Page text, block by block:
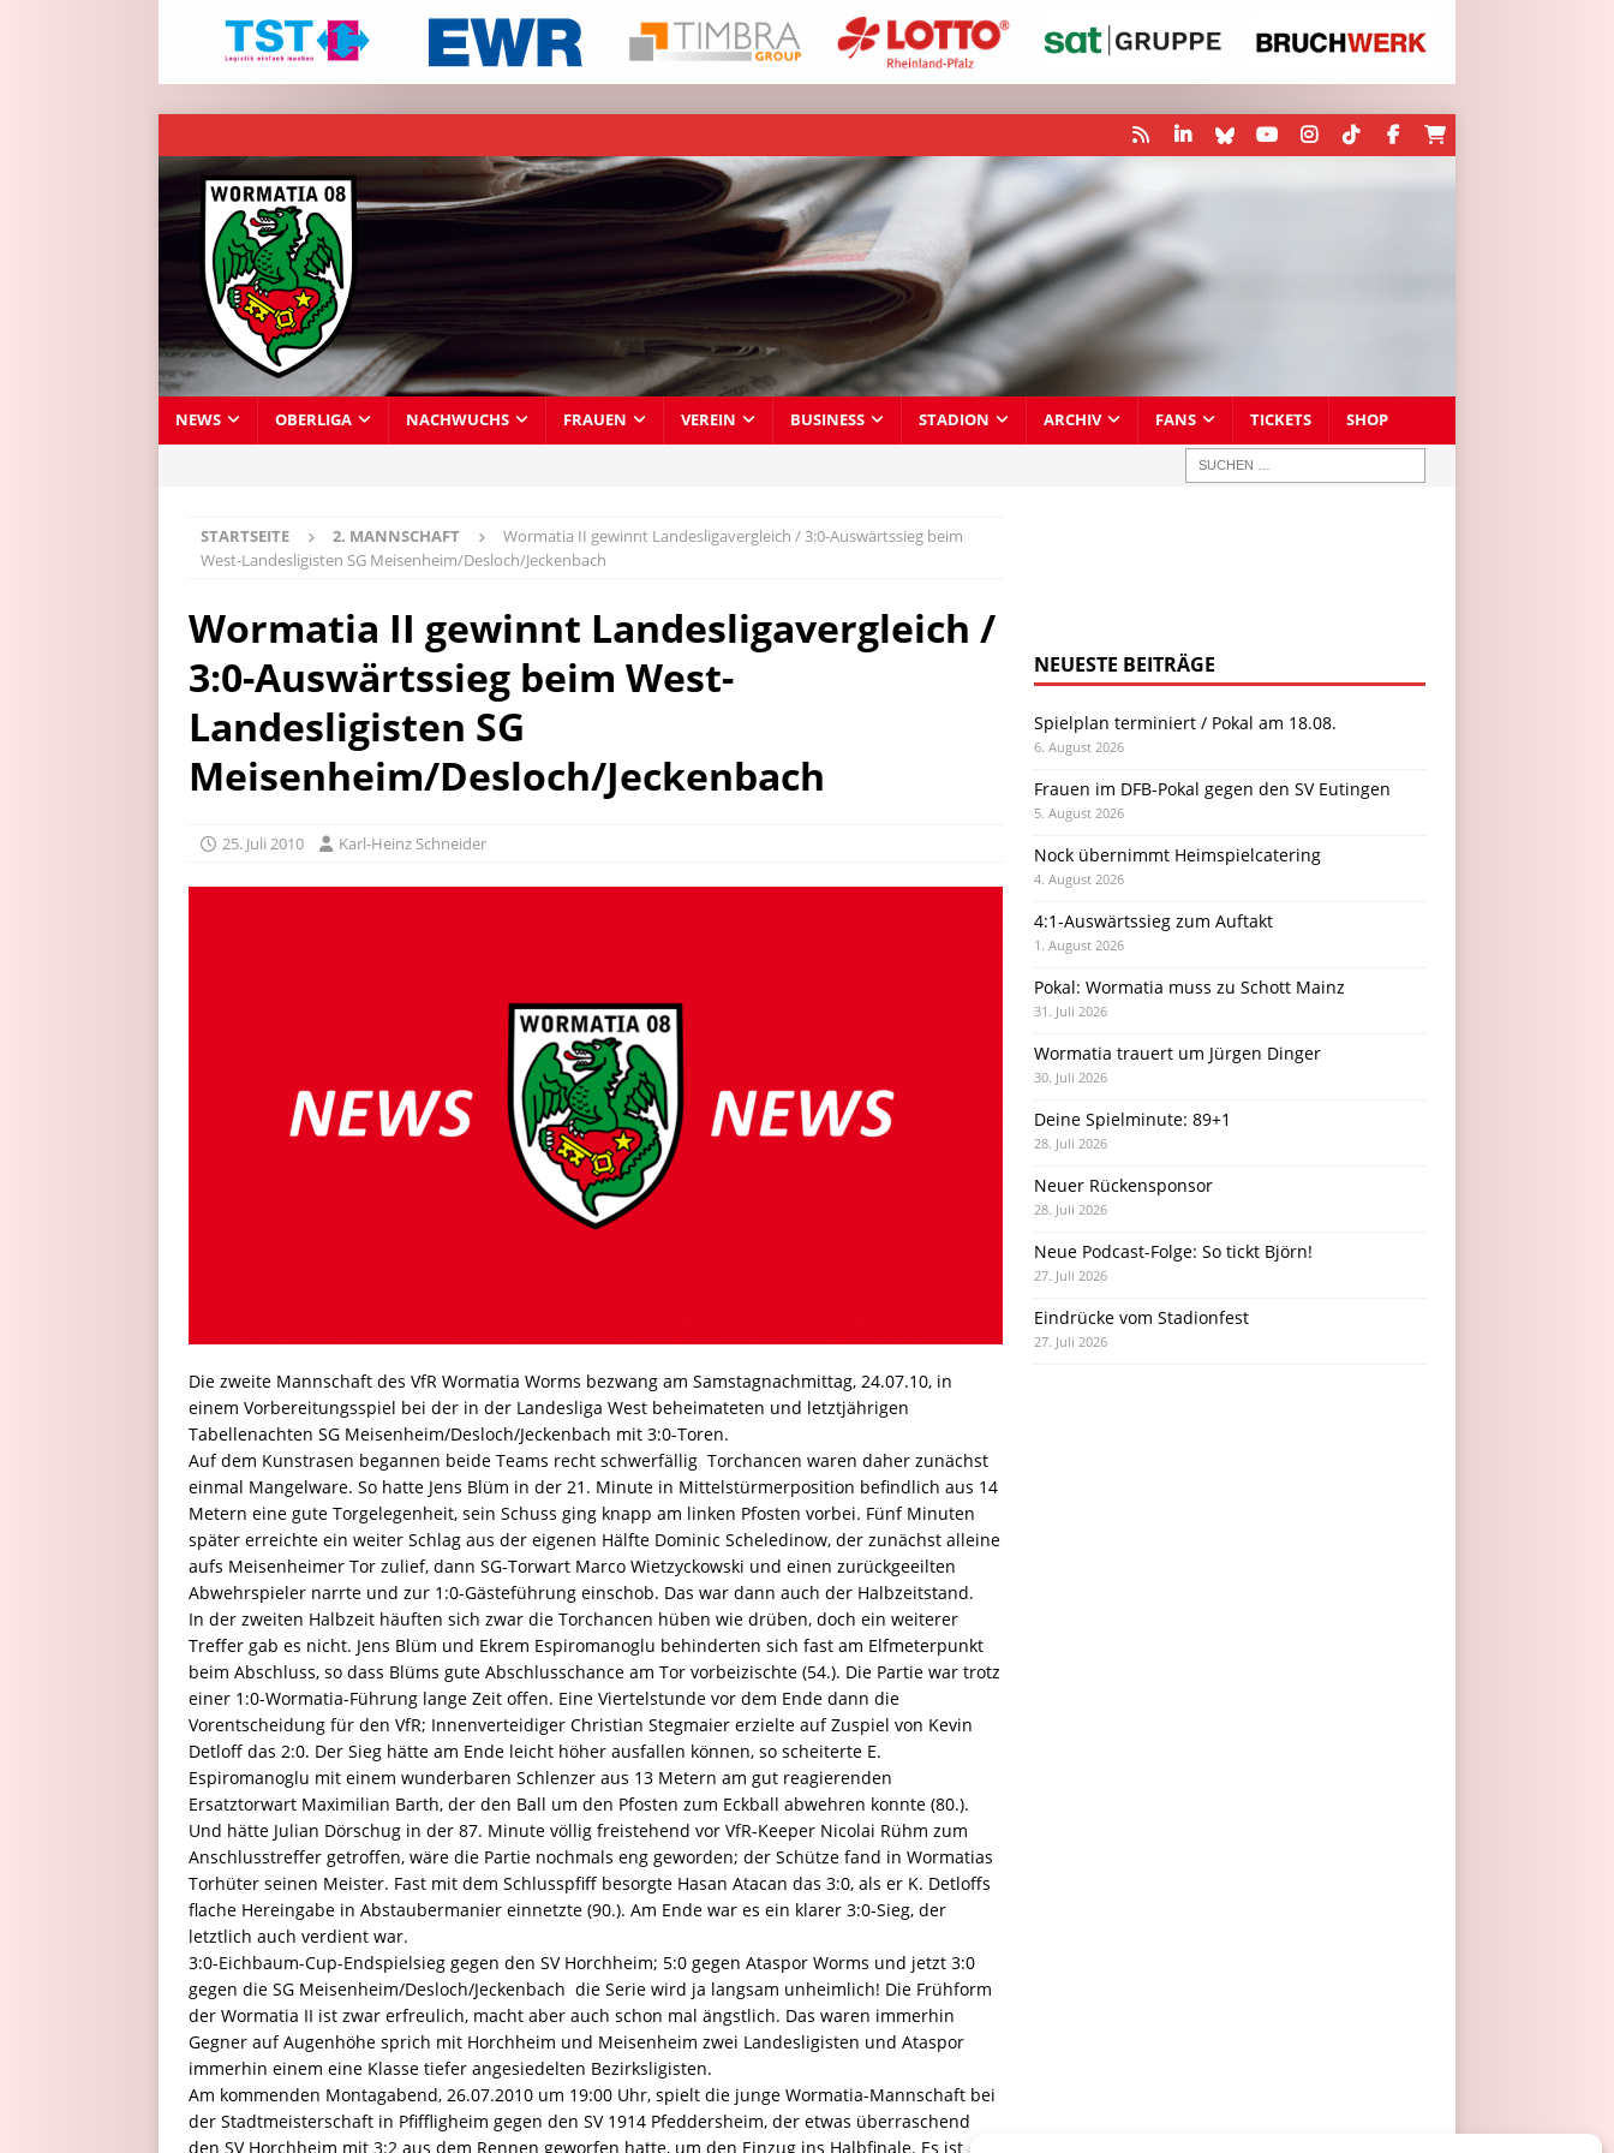
NEWS OBERLIGA NACHWUCHS FRAUEN VEREIN BUSINESS STADION ARCHIV FANS TICKETS SHOP
STARTSEITE 2. MANNSCHAFT
Wormatia II gewinnt Landesligavergleich / 3:0-Auswärtssieg beim
West-Landesligisten SG Meisenheim/Desloch/Jeckenbach
Wormatia II gewinnt Landesligavergleich /
3:0-Auswärtssieg beim West-
Landesligisten SG
Meisenheim/Desloch/Jeckenbach
25. Juli 2010 Karl-Heinz Schneider
Die zweite Mannschaft des VfR Wormatia Worms bezwang am Samstagnachmittag, 24.07.10, in
einem Vorbereitungsspiel bei der in der Landesliga West beheimateten und letztjährigen
Tabellenachten SG Meisenheim/Desloch/Jeckenbach mit 3:0-Toren.
Auf dem Kunstrasen begannen beide Teams recht schwerfällig  Torchancen waren daher zunächst
einmal Mangelware. So hatte Jens Blüm in der 21. Minute in Mittelstürmerposition befindlich aus 14
Metern eine gute Torgelegenheit, sein Schuss ging knapp am linken Pfosten vorbei. Fünf Minuten
später erreichte ein weiter Schlag aus der eigenen Hälfte Dominic Scheledinow, der zunächst alleine
aufs Meisenheimer Tor zulief, dann SG-Torwart Marco Wietzyckowski und einen zurückgeeilten
Abwehrspieler narrte und zur 1:0-Gästeführung einschob. Das war dann auch der Halbzeitstand.
In der zweiten Halbzeit häuften sich zwar die Torchancen hüben wie drüben, doch ein weiterer
Treffer gab es nicht. Jens Blüm und Ekrem Espiromanoglu behinderten sich fast am Elfmeterpunkt
beim Abschluss, so dass Blüms gute Abschlusschance am Tor vorbeizischte (54.). Die Partie war trotz
einer 1:0-Wormatia-Führung lange Zeit offen. Eine Viertelstunde vor dem Ende dann die
Vorentscheidung für den VfR; Innenverteidiger Christian Stegmaier erzielte auf Zuspiel von Kevin
Detloff das 2:0. Der Sieg hätte am Ende leicht höher ausfallen können, so scheiterte E.
Espiromanoglu mit einem wunderbaren Schlenzer aus 13 Metern am gut reagierenden
Ersatztorwart Maximilian Barth, der den Ball um den Pfosten zum Eckball abwehren konnte (80.).
Und hätte Julian Dörschug in der 87. Minute völlig freistehend vor VfR-Keeper Nicolai Rühm zum
Anschlusstreffer getroffen, wäre die Partie nochmals eng geworden; der Schütze fand in Wormatias
Torhüter seinen Meister. Fast mit dem Schlusspfiff besorgte Hasan Atacan das 3:0, als er K. Detloffs
flache Hereingabe in Abstaubermanier einnetzte (90.). Am Ende war es ein klarer 3:0-Sieg, der
letztlich auch verdient war.
3:0-Eichbaum-Cup-Endspielsieg gegen den SV Horchheim; 5:0 gegen Ataspor Worms und jetzt 3:0
gegen die SG Meisenheim/Desloch/Jeckenbach  die Serie wird ja langsam unheimlich! Die Frühform
der Wormatia II ist zwar erfreulich, macht aber auch schon mal ängstlich. Das waren immerhin
Gegner auf Augenhöhe sprich mit Horchheim und Meisenheim zwei Landesligisten und Ataspor
immerhin einem eine Klasse tiefer angesiedelten Bezirksligisten.
Am kommenden Montagabend, 26.07.2010 um 19:00 Uhr, spielt die junge Wormatia-Mannschaft bei
der Stadtmeisterschaft in Pfiffligheim gegen den SV 1914 Pfeddersheim, der etwas überraschend
den SV Horchheim mit 3:2 aus dem Rennen geworfen hatte, um den Einzug ins Halbfinale. Es ist
NEUESTE BEITRÄGE
Spielplan terminiert / Pokal am 18.08.
6. August 2026
Frauen im DFB-Pokal gegen den SV Eutingen
5. August 2026
Nock übernimmt Heimspielcatering
4. August 2026
4:1-Auswärtssieg zum Auftakt
1. August 2026
Pokal: Wormatia muss zu Schott Mainz
31. Juli 2026
Wormatia trauert um Jürgen Dinger
30. Juli 2026
Deine Spielminute: 89+1
28. Juli 2026
Neuer Rückensponsor
28. Juli 2026
Neue Podcast-Folge: So tickt Björn!
27. Juli 2026
Eindrücke vom Stadionfest
27. Juli 2026